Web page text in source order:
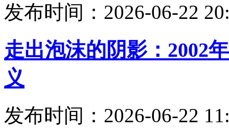
发布时间：2026-06-22
走出泡沫的阴影：2002
义
发布时间：2026-06-22